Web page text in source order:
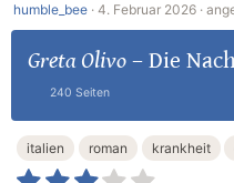
humble_bee · 4. Februar 2026 ·
Greta Olivo– Die
240 Seiten
italien roman krankheit